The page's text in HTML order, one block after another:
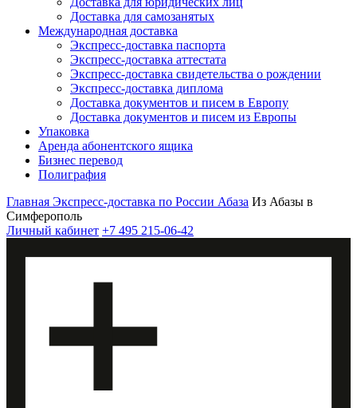
Доставка для самозанятых
Международная доставка
Экспресс-доставка паспорта
Экспресс-доставка аттестата
Экспресс-доставка свидетельства о рождении
Экспресс-доставка диплома
Доставка документов и писем в Европу
Доставка документов и писем из Европы
Упаковка
Аренда абонентского ящика
Бизнес перевод
Полиграфия
Главная Экспресс-доставка по России Абаза Из Абазы в
Симферополь
Личный кабинет +7 495 215-06-42